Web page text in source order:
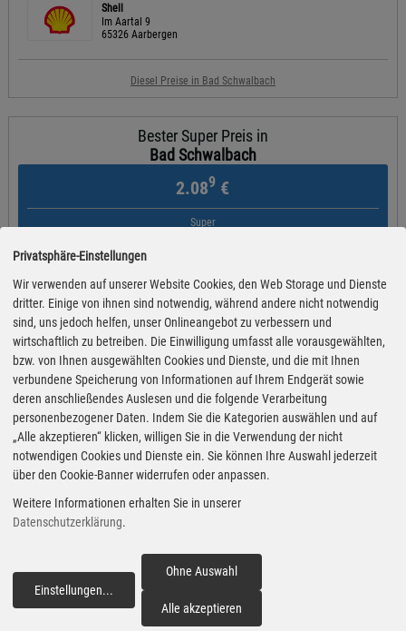
Shell
Im Aartal 9
65326 Aarbergen
Diesel Preise in Bad Schwalbach
Bester Super Preis in
Bad Schwalbach
2.089 €
Super
REWE Tankstelle
Kleiststraße 22
Super Preise in Bad Schwalbach
Bester Super E10 Preis in
Bad Schwalbach
2.039€
Super E10
Bäderstr. 7
Preiswerter tanken - finden Sie die günstigsten Benzin und Diesel
Preise in Ihrer Stadt
Privatsphäre-Einstellungen
Wir verwenden auf unserer Website Cookies, den Web Storage und Dienste
dritter. Einige von ihnen sind notwendig, während andere nicht notwendig
sind, uns jedoch helfen, unser Onlineangebot zu verbessern und
wirtschaftlich zu betreiben. Die Einwilligung umfasst alle vorausgewählten,
bzw. von Ihnen ausgewählten Cookies und Dienste, und die mit Ihnen
verbundene Speicherung von Informationen auf Ihrem Endgerät sowie
deren anschließendes Auslesen und die folgende Verarbeitung
personenbezogener Daten. Indem Sie die Kategorien auswählen und auf
„Alle akzeptieren“ klicken, willigen Sie in die Verwendung der nicht
notwendigen Cookies und Dienste ein. Sie können Ihre Auswahl jederzeit
über den Cookie-Banner widerrufen oder anpassen.
Weitere Informationen erhalten Sie in unserer
Datenschutzerklärung.
Einstellungen...
Ohne Auswahl
Alle akzeptieren